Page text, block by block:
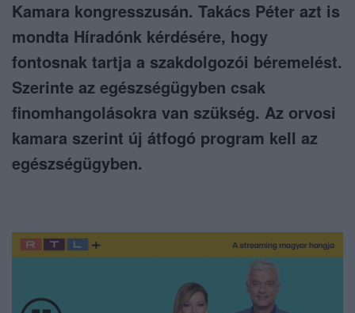
Kamara kongresszusán. Takács Péter azt is
mondta Híradónk kérdésére, hogy
fontosnak tartja a szakdolgozói béremelést.
Szerinte az egészségügyben csak
finomhangolásokra van szükség. Az orvosi
kamara szerint új átfogó program kell az
egészségügyben.